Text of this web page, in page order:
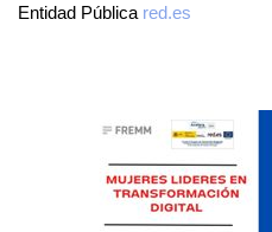
Entidad Pública red.es